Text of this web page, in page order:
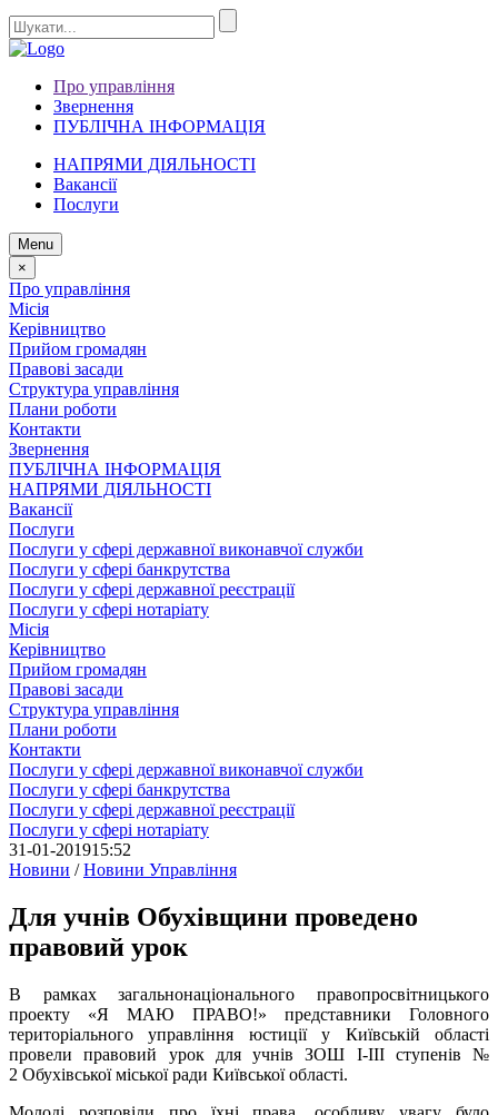
Про управління
Звернення
ПУБЛІЧНА ІНФОРМАЦІЯ
НАПРЯМИ ДІЯЛЬНОСТІ
Вакансії
Послуги
Menu
×
Про управління
Місія
Керівництво
Прийом громадян
Правові засади
Структура управління
Плани роботи
Контакти
Звернення
ПУБЛІЧНА ІНФОРМАЦІЯ
НАПРЯМИ ДІЯЛЬНОСТІ
Вакансії
Послуги
Послуги у сфері державної виконавчої служби
Послуги у сфері банкрутства
Послуги у сфері державної реєстрації
Послуги у сфері нотаріату
Місія
Керівництво
Прийом громадян
Правові засади
Структура управління
Плани роботи
Контакти
Послуги у сфері державної виконавчої служби
Послуги у сфері банкрутства
Послуги у сфері державної реєстрації
Послуги у сфері нотаріату
31-01-201915:52
Новини /Новини Управління
Для учнів Обухівщини проведено
правовий урок
В рамках загальнонаціонального правопросвітницького
проекту «Я МАЮ ПРАВО!» представники Головного
територіального управління юстиції у Київській області
провели правовий урок для учнів ЗОШ І-ІІІ ступенів №
2 Обухівської міської ради Київської області.